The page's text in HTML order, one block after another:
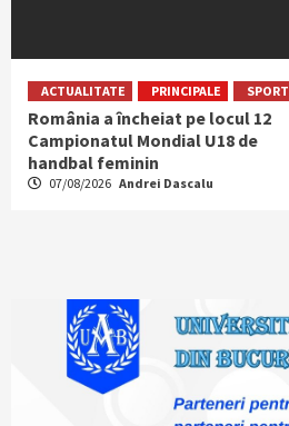
ACTUALITATE PRINCIPALE SPORT
România a încheiat pe locul 12
Campionatul Mondial U18 de
handbal feminin
07/08/2026 Andrei Dascalu